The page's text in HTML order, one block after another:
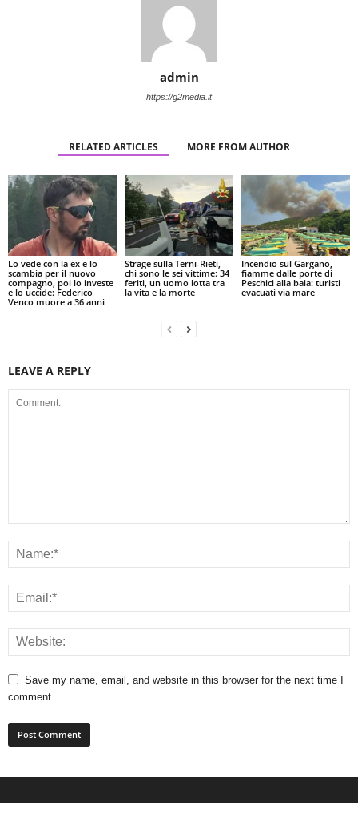
admin
https://g2media.it
RELATED ARTICLES MORE FROM AUTHOR
Lo vede con la ex e lo
scambia per il nuovo
compagno, poi lo investe
e lo uccide: Federico
Venco muore a 36 anni
Strage sulla Terni-Rieti,
chi sono le sei vittime: 34
feriti, un uomo lotta tra
la vita e la morte
Incendio sul Gargano,
fiamme dalle porte di
Peschici alla baia: turisti
evacuati via mare
LEAVE A REPLY
Save my name, email, and website in this browser for the next time I
comment.